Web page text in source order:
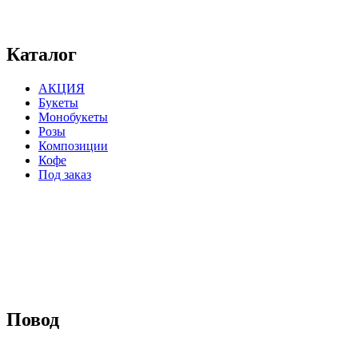
Каталог
АКЦИЯ
Букеты
Монобукеты
Розы
Композиции
Кофе
Под заказ
Повод